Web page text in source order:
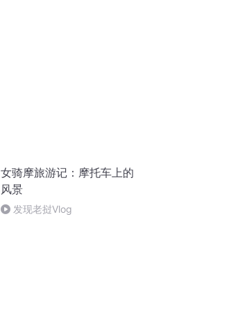
女骑摩旅游记：摩托车上的
风景
发现老挝Vlog